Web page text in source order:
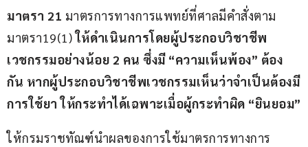
มาตรา 21 มาตรการทางการแพทย์ที่ศาลมีคำสั่งตาม
มาตรา19(1) ให้ดำเนินการโดยผู้ประกอบวิชาชีพ
เวชกรรมอย่างน้อย 2 คน ซึ่งมี “ความเห็นพ้อง” ต้อง
กัน หากผู้ประกอบวิชาชีพเวชกรรมเห็นว่าจำเป็นต้องมี
การใช้ยา ให้กระทำได้เฉพาะเมื่อผู้กระทำผิด “ยินยอม”
ให้กรมราชทัณฑ์นำผลของการใช้มาตรการทางการ